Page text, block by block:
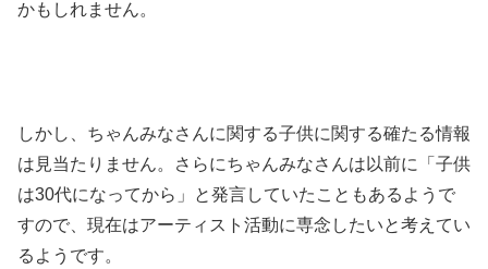
かもしれません。
しかし、ちゃんみなさんに関する子供に関する確たる情報
は見当たりません。さらにちゃんみなさんは以前に「子供
は30代になってから」と発言していたこともあるようで
すので、現在はアーティスト活動に専念したいと考えてい
るようです。